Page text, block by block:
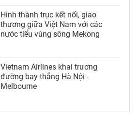
Hình thành trục kết nối, giao
thương giữa Việt Nam với các
nước tiểu vùng sông Mekong
Vietnam Airlines khai trương
đường bay thẳng Hà Nội -
Melbourne